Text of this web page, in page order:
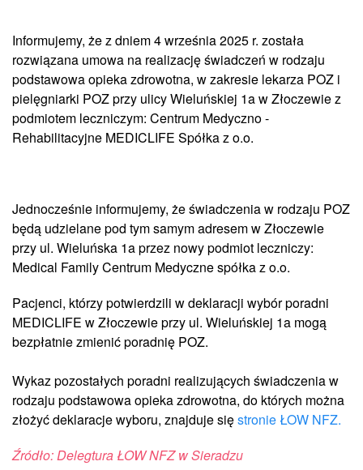
Informujemy, że z dniem 4 września 2025 r. została
rozwiązana umowa na realizację świadczeń w rodzaju
podstawowa opieka zdrowotna, w zakresie lekarza POZ i
pielęgniarki POZ przy ulicy Wieluńskiej 1a w Złoczewie z
podmiotem leczniczym: Centrum Medyczno -
Rehabilitacyjne MEDICLIFE Spółka z o.o.
Jednocześnie informujemy, że świadczenia w rodzaju POZ
będą udzielane pod tym samym adresem w Złoczewie
przy ul. Wieluńska 1a przez nowy podmiot leczniczy:
Medical Family Centrum Medyczne spółka z o.o.
Pacjenci, którzy potwierdzili w deklaracji wybór poradni
MEDICLIFE w Złoczewie przy ul. Wieluńskiej 1a mogą
bezpłatnie zmienić poradnię POZ.
Wykaz pozostałych poradni realizujących świadczenia w
rodzaju podstawowa opieka zdrowotna, do których można
złożyć deklaracje wyboru, znajduje sięstronie ŁOW NFZ.
Źródło: Delegtura ŁOW NFZ w Sieradzu